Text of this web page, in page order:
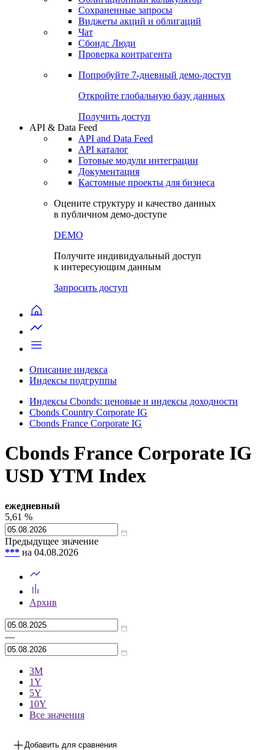
Сохраненные запросы
Виджеты акций и облигаций
Чат
Сбондс Люди
Проверка контрагента
Попробуйте 7-дневный демо-доступ
Откройте глобальную базу данных
Получить доступ
API & Data Feed
API and Data Feed
API каталог
Готовые модули интеграции
Документация
Кастомные проекты для бизнеса
Оцените структуру и качество данных
в публичном демо-доступе
DEMO
Получите индивидуальный доступ
к интересующим данным
Запросить доступ
Описание индекса
Индексы подгруппы
Индексы Cbonds: ценовые и индексы доходности
Cbonds Country Corporate IG
Cbonds France Corporate IG
Cbonds France Corporate IG
USD YTM Index
ежедневный
5,61 %
Предыдущее значение
*** на 04.08.2026
Архив
—
3М
1Y
5Y
10Y
Все значения
Добавить для сравнения